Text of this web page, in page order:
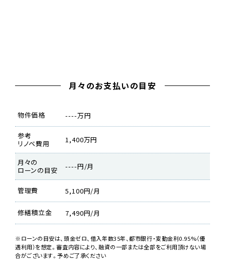
LDK
月々のお支払いの目安
物件価格 ----万円
参考
リノベ費用
1,400万円
月々の
ローンの目安
----円/月
管理費 5,100円/月
修繕積立金 7,490円/月
※ローンの目安は、頭金ゼロ、借入年数35年、都市銀行・変動金利0.95%（優
遇利用）を想定。審査内容により、融資の一部または全部をご利用頂けない場
合がございます。予めご了承ください